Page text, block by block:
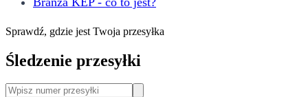
Sprawdź, gdzie jest Twoja przesyłka
Śledzenie przesyłki